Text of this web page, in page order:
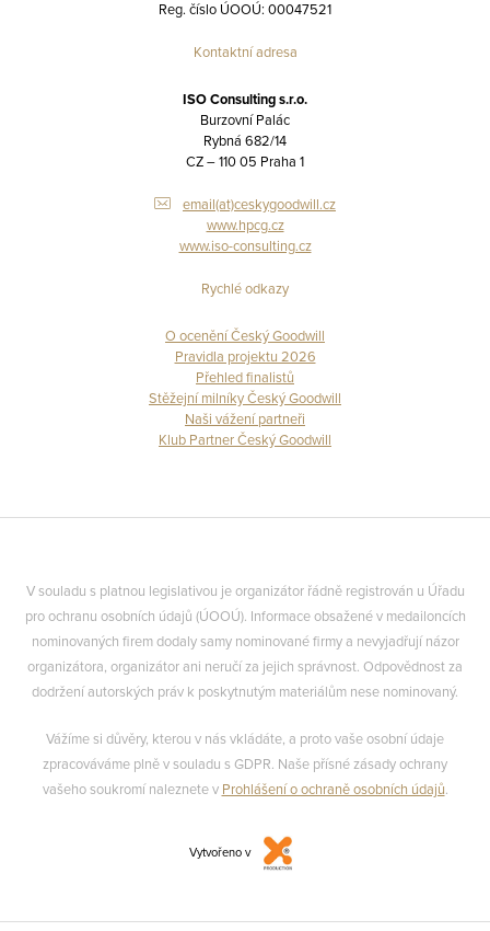
Reg. číslo ÚOOÚ: 00047521
Kontaktní adresa
ISO Consulting s.r.o.
Burzovní Palác
Rybná 682/14
CZ – 110 05 Praha 1
email(at)ceskygoodwill.cz
www.hpcg.cz
www.iso-consulting.cz
Rychlé odkazy
O ocenění Český Goodwill
Pravidla projektu 2026
Přehled finalistů
Stěžejní milníky Český Goodwill
Naši vážení partneři
Klub Partner Český Goodwill
V souladu s platnou legislativou je organizátor řádně registrován u Úřadu
pro ochranu osobních údajů (ÚOOÚ). Informace obsažené v medailoncích
nominovaných firem dodaly samy nominované firmy a nevyjadřují názor
organizátora, organizátor ani neručí za jejich správnost. Odpovědnost za
dodržení autorských práv k poskytnutým materiálům nese nominovaný.
Vážíme si důvěry, kterou v nás vkládáte, a proto vaše osobní údaje
zpracováváme plně v souladu s GDPR. Naše přísné zásady ochrany
vašeho soukromí naleznete v Prohlášení o ochraně osobních údajů.
Vytvořeno v